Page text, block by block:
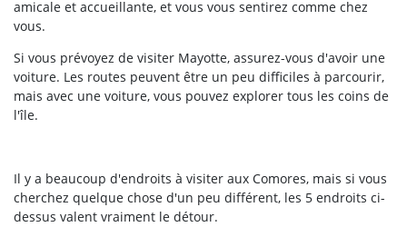
amicale et accueillante, et vous vous sentirez comme chez
vous.
Si vous prévoyez de visiter Mayotte, assurez-vous d'avoir une
voiture. Les routes peuvent être un peu difficiles à parcourir,
mais avec une voiture, vous pouvez explorer tous les coins de
l'île.
Il y a beaucoup d'endroits à visiter aux Comores, mais si vous
cherchez quelque chose d'un peu différent, les 5 endroits ci-
dessus valent vraiment le détour.